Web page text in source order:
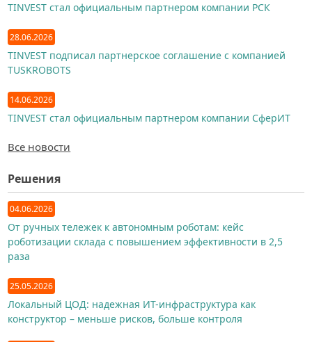
TINVEST стал официальным партнером компании РСК
28.06.2026
TINVEST подписал партнерское соглашение с компанией
TUSKROBOTS
14.06.2026
TINVEST стал официальным партнером компании СферИТ
Все новости
Решения
04.06.2026
От ручных тележек к автономным роботам: кейс
роботизации склада с повышением эффективности в 2,5
раза
25.05.2026
Локальный ЦОД: надежная ИТ-инфраструктура как
конструктор – меньше рисков, больше контроля